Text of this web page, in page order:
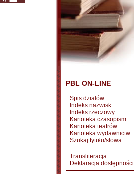
PBL ON-LINE
Spis działów
Indeks nazwisk
Indeks rzeczowy
Kartoteka czasopism
Kartoteka teatrów
Kartoteka wydawnictw
Szukaj tytułu/słowa
Transliteracja
Deklaracja dostępności